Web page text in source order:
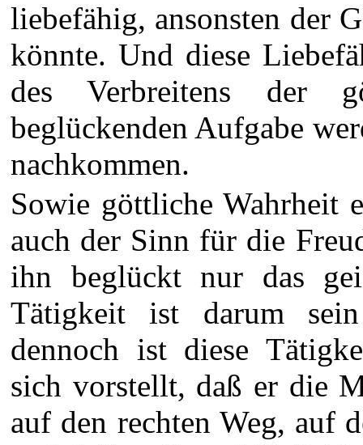
liebefähig, ansonsten der
könnte. Und diese
des Verbreitens der
beglückenden Aufgabe
nachkommen.
Sowie göttliche Wahrheit
auch der Sinn für die
ihn beglückt nur das
Tätigkeit ist darum
dennoch ist diese
sich vorstellt, daß er die
auf den rechten Weg, auf